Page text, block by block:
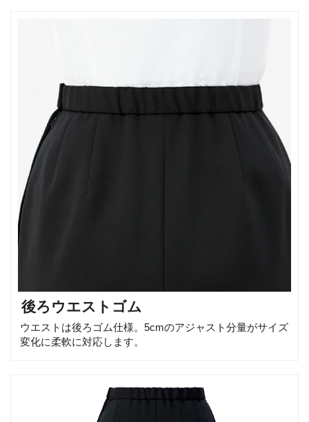
後ろウエストゴム
ウエストは後ろゴム仕様。5cmのアジャスト分量がサイズ
変化に柔軟に対応します。